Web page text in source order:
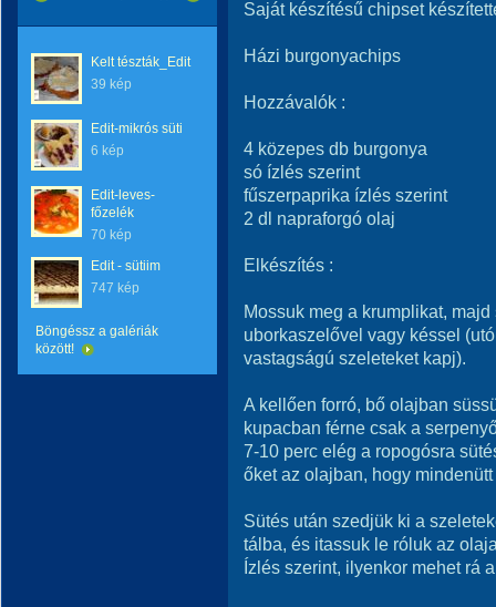
Kelt tészták_Edit
39 kép
Edit-mikrós süti
6 kép
Edit-leves-
főzelék
70 kép
Edit - sütiim
747 kép
Böngéssz a galériák
között!
Saját készítésű chipset
Házi burgonyachips
Hozzávalók :
4 közepes db burgonya
só ízlés szerint
fűszerpaprika ízlés szerint
2 dl napraforgó olaj
Elkészítés :
Mossuk meg a krumplikat,
uborkaszelővel vagy késsel
vastagságú szeleteket kapj).
A kellően forró, bő olajban
kupacban férne csak a
7-10 perc elég a ropogósra
őket az olajban, hogy
Sütés után szedjük ki a
tálba, és itassuk le róluk az
Ízlés szerint, ilyenkor mehet rá